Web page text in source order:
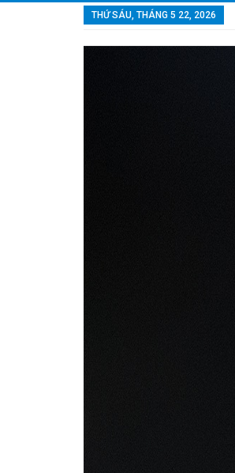
THỨ SÁU, THÁNG 5 22, 2026